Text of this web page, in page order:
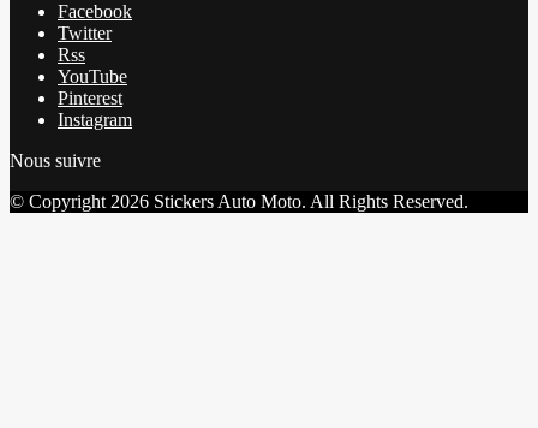
Facebook
Twitter
Rss
YouTube
Pinterest
Instagram
Nous suivre
© Copyright 2026 Stickers Auto Moto. All Rights Reserved.